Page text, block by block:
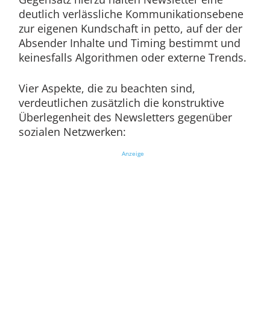
deutlich verlässliche Kommunikationsebene
zur eigenen Kundschaft in petto, auf der der
Absender Inhalte und Timing bestimmt und
keinesfalls Algorithmen oder externe Trends.
Vier Aspekte, die zu beachten sind,
verdeutlichen zusätzlich die konstruktive
Überlegenheit des Newsletters gegenüber
sozialen Netzwerken:
Anzeige